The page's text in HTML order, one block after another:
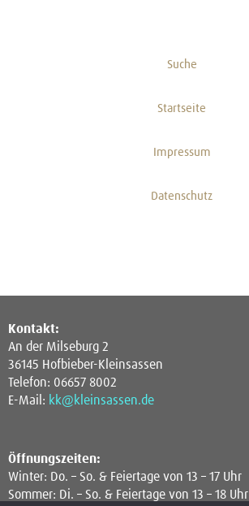
Suche
Startseite
Impressum
Datenschutz
Kontakt:
An der Milseburg 2
36145 Hofbieber-Kleinsassen
Telefon: 06657 8002
E-Mail: kk@kleinsassen.de
Öffnungszeiten:
Winter: Do. – So. & Feiertage von 13 – 17 Uhr
Sommer: Di. – So. & Feiertage von 13 – 18 Uhr